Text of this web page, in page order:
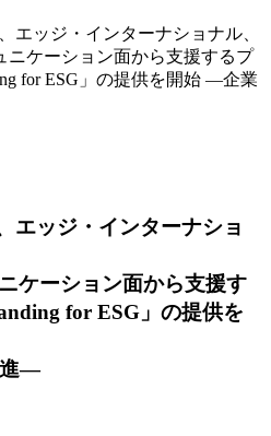
エッジ・インターナショナル、
ニケーション面から支援するプ
for ESG」の提供を開始 ―企業
エッジ・インターナショ
ケーション面から支援す
for ESG」の提供を
進―